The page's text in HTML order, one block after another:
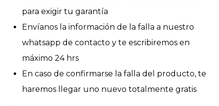
para exigir tu garantía
Envíanos la información de la falla a nuestro
whatsapp de contacto y te escribiremos en
máximo 24 hrs
En caso de confirmarse la falla del producto, te
haremos llegar uno nuevo totalmente gratis